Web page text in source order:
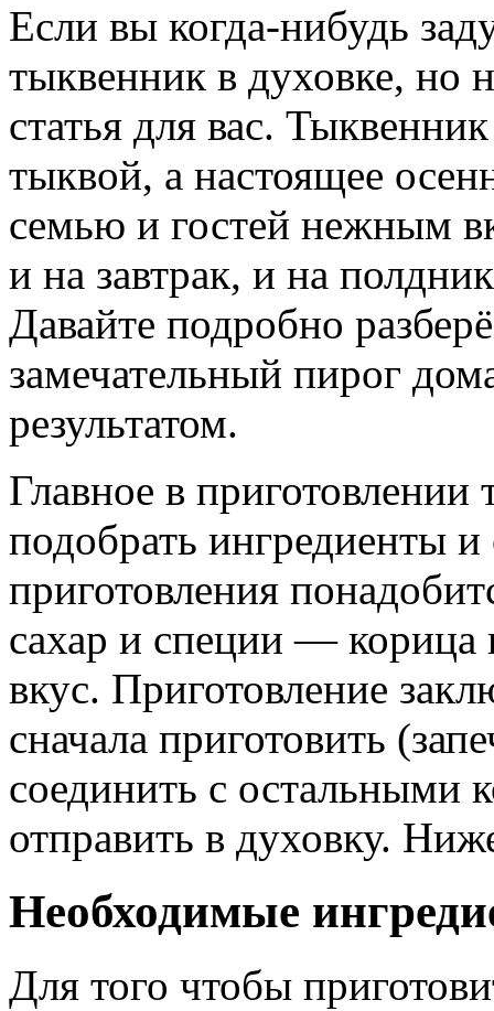
Если вы когда-нибудь
тыквенник в духовке, но
статья для вас.
тыквой, а настоящее
семью и гостей нежным
и на завтрак, и на
Давайте подробно
замечательный пирог
результатом.
Главное в
подобрать ингредиенты
приготовления
сахар и специи — корица
вкус. Приготовление
сначала приготовить
соединить с остальными
отправить в духовку.
Необходимые
Для того чтобы